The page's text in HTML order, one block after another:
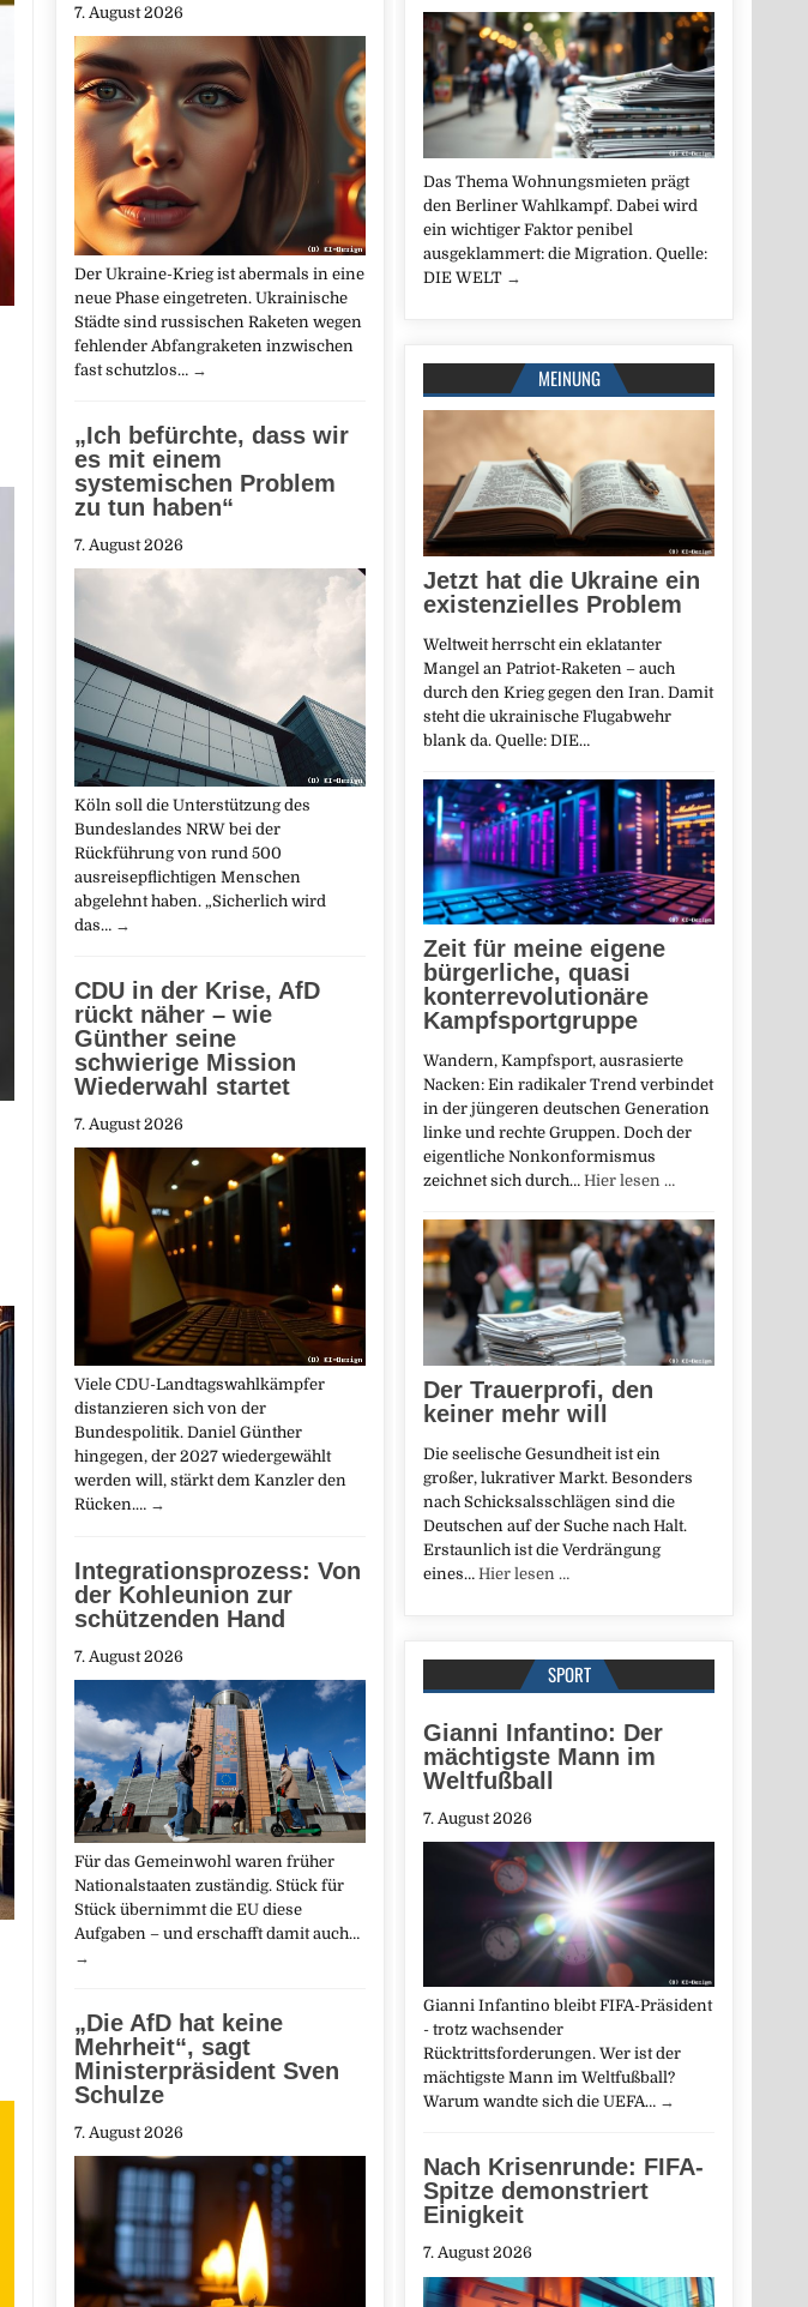
Das Thema Wohnungsmieten prägt
den Berliner Wahlkampf. Dabei wird
ein wichtiger Faktor penibel
ausgeklammert: die Migration. Quelle:
DIE WELT →
MEINUNG
Jetzt hat die Ukraine ein
existenzielles Problem
Weltweit herrscht ein eklatanter
Mangel an Patriot-Raketen – auch
durch den Krieg gegen den Iran. Damit
steht die ukrainische Flugabwehr
blank da. Quelle: DIE…
Zeit für meine eigene
bürgerliche, quasi
konterrevolutionäre
Kampfsportgruppe
Wandern, Kampfsport, ausrasierte
Nacken: Ein radikaler Trend verbindet
in der jüngeren deutschen Generation
linke und rechte Gruppen. Doch der
eigentliche Nonkonformismus
zeichnet sich durch… Hier lesen …
Der Trauerprofi, den
keiner mehr will
Die seelische Gesundheit ist ein
großer, lukrativer Markt. Besonders
nach Schicksalsschlägen sind die
Deutschen auf der Suche nach Halt.
Erstaunlich ist die Verdrängung
eines… Hier lesen …
SPORT
Gianni Infantino: Der
mächtigste Mann im
Weltfußball
7. August 2026
Gianni Infantino bleibt FIFA-Präsident
- trotz wachsender
Rücktrittsforderungen. Wer ist der
mächtigste Mann im Weltfußball?
Warum wandte sich die UEFA… →
Nach Krisenrunde: FIFA-
Spitze demonstriert
Einigkeit
7. August 2026
7. August 2026
Der Ukraine-Krieg ist abermals in eine
neue Phase eingetreten. Ukrainische
Städte sind russischen Raketen wegen
fehlender Abfangraketen inzwischen
fast schutzlos… →
„Ich befürchte, dass wir
es mit einem
systemischen Problem
zu tun haben“
7. August 2026
Köln soll die Unterstützung des
Bundeslandes NRW bei der
Rückführung von rund 500
ausreisepflichtigen Menschen
abgelehnt haben. „Sicherlich wird
das… →
CDU in der Krise, AfD
rückt näher – wie
Günther seine
schwierige Mission
Wiederwahl startet
7. August 2026
Viele CDU-Landtagswahlkämpfer
distanzieren sich von der
Bundespolitik. Daniel Günther
hingegen, der 2027 wiedergewählt
werden will, stärkt dem Kanzler den
Rücken.… →
Integrationsprozess: Von
der Kohleunion zur
schützenden Hand
7. August 2026
Für das Gemeinwohl waren früher
Nationalstaaten zuständig. Stück für
Stück übernimmt die EU diese
Aufgaben – und erschafft damit auch…
→
„Die AfD hat keine
Mehrheit“, sagt
Ministerpräsident Sven
Schulze
7. August 2026